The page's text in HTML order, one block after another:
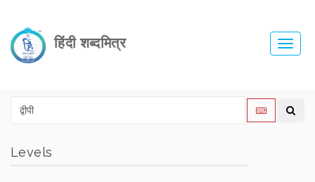
हिंदी शब्दमित्र
Levels